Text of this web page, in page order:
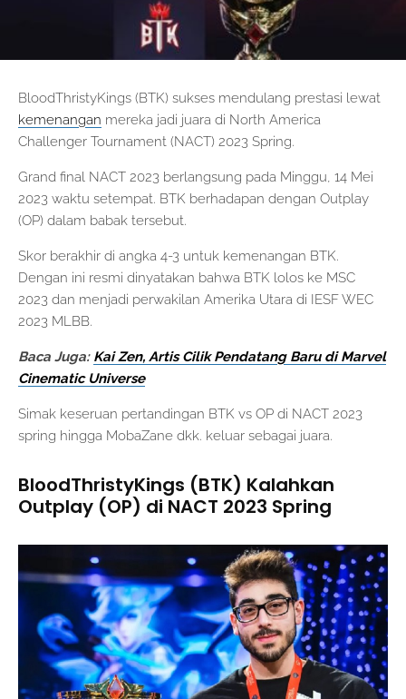
BloodThristyKings (BTK) sukses mendulang prestasi lewat
kemenangan mereka jadi juara di North America
Challenger Tournament (NACT) 2023 Spring.
Grand final NACT 2023 berlangsung pada Minggu, 14 Mei
2023 waktu setempat. BTK berhadapan dengan Outplay
(OP) dalam babak tersebut.
Skor berakhir di angka 4-3 untuk kemenangan BTK.
Dengan ini resmi dinyatakan bahwa BTK lolos ke MSC
2023 dan menjadi perwakilan Amerika Utara di IESF WEC
2023 MLBB.
Baca Juga: Kai Zen, Artis Cilik Pendatang Baru di Marvel
Cinematic Universe
Simak keseruan pertandingan BTK vs OP di NACT 2023
spring hingga MobaZane dkk. keluar sebagai juara.
BloodThristyKings (BTK) Kalahkan
Outplay (OP) di NACT 2023 Spring